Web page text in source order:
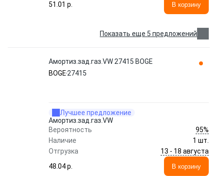
51.01 p.
В корзину
Показать еще 5 предложений
Амортиз.зад.газ.VW 27415 BOGE
BOGE 27415
Лучшее предложение
Амортиз.зад.газ.VW
Вероятность
95%
Наличие
1 шт.
Отгрузка
13 - 18 августа
48.04 p.
В корзину